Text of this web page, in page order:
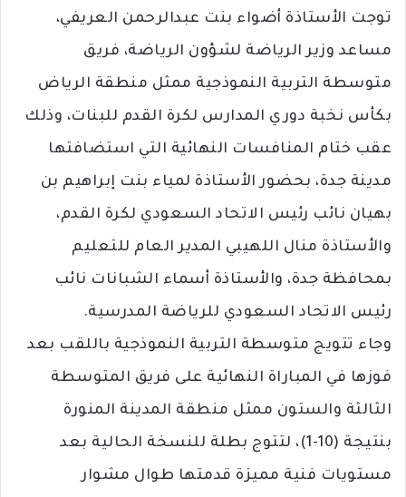
ل
ر
ي
توجت الأستاذة أضواء بنت عبدالرحمن العريفي،
مساعد وزير الرياضة لشؤون الرياضة، فريق
متوسطة التربية النموذجية ممثل منطقة الرياض
بكأس نخبة دوري المدارس لكرة القدم للبنات، وذلك
عقب ختام المنافسات النهائية التي استضافتها
مدينة جدة، بحضور الأستاذة لمياء بنت إبراهيم بن
بهيان نائب رئيس الاتحاد السعودي لكرة القدم،
والأستاذة منال اللهيبي المدير العام للتعليم
بمحافظة جدة، والأستاذة أسماء الشبانات نائب
رئيس الاتحاد السعودي للرياضة المدرسية.
وجاء تتويج متوسطة التربية النموذجية باللقب بعد
فوزها في المباراة النهائية على فريق المتوسطة
الثالثة والستون ممثل منطقة المدينة المنورة
بنتيجة (10-1)، لتتوج بطلة للنسخة الحالية بعد
مستويات فنية مميزة قدمتها طوال مشوار